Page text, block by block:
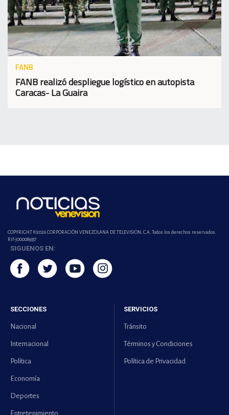
FANB
FANB realizó despliegue logístico en autopista
Caracas- La Guaira
COPYRIGHT ©2026 CORPORACIÓN VENEZOLANA DE TELEVISION, C.A. Todos los derechos reservados.
Rif-j000089337
SIGUENOS EN:
SECCIONES
Nacional
Internacional
Política
Economía
Deportes
Entretenimiento
SERVICIOS
Tránsito
Términos y Condiciones
Política de Privacidad